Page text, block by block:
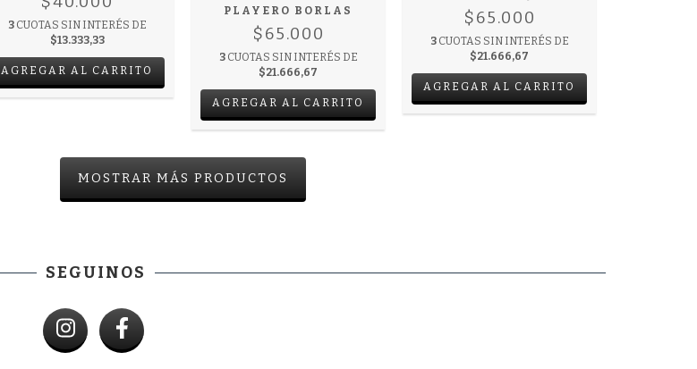
3 CUOTAS SIN INTERÉS DE
$13.333,33
AGREGAR AL CARRITO
PLAYERO BORLAS
$65.000
3 CUOTAS SIN INTERÉS DE
$21.666,67
AGREGAR AL CARRITO
$65.000
3 CUOTAS SIN INTERÉS DE
$21.666,67
AGREGAR AL CARRITO
MOSTRAR MÁS PRODUCTOS
SEGUINOS